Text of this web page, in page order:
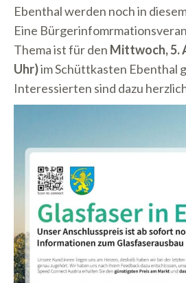
Ebenthal werden noch in
Eine
Thema ist für den Mittwoch, 5.
Uhr)im Schüttkasten Ebenthal
Interessierten sind dazu